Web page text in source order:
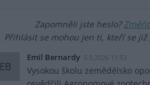
Zapomněli jste heslo?
Přihlásit se mohou jen ti, kteří se již
EB
Emil Bernardy 5.5.2026 11:53
Vysokou školu zemědělsko